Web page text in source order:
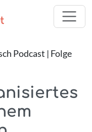
Podcast | Folge